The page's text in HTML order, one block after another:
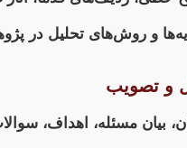
و روش‌های تحلیل در
و تصویب
بیان مسئله، اهداف،